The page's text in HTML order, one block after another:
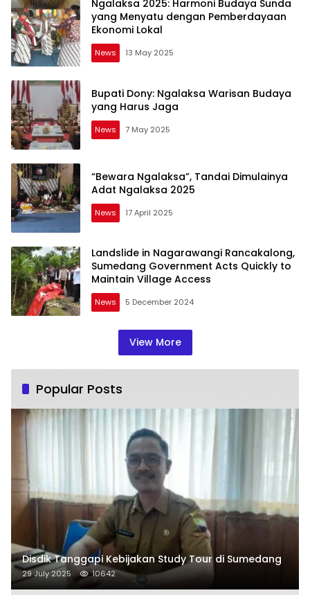
Ngalaksa 2025: Harmoni Budaya Sunda
yang Menyatu dengan Pemberdayaan
Ekonomi Lokal
News 13 May 2025
Bupati Dony: Ngalaksa Warisan Budaya
yang Harus Jaga
News 7 May 2025
“Bewara Ngalaksa”, Tandai Dimulainya
Adat Ngalaksa 2025
News 17 April 2025
Landslide in Nagarawangi Rancakalong,
Sumedang Government Acts Quickly to
Maintain Village Access
News 5 December 2024
View More
Popular Posts
Disdik Tanggapi Kebijakan Study Tour di Sumedang
29 July 2025 10642